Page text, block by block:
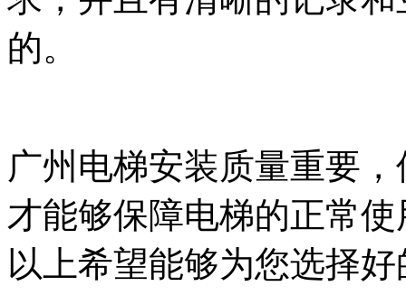
的。
广州电梯安装质量重要
才能够保障电梯的正常
以上希望能够为您选择